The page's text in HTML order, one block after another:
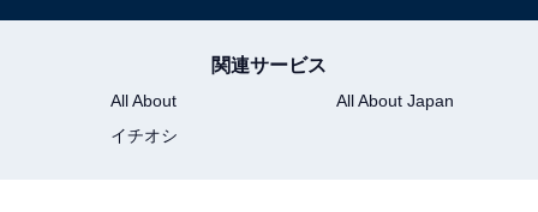
関連サービス
All About
All About Japan
イチオシ